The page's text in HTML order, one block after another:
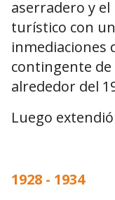
aserradero y
turístico con
inmediaciones
contingente
alrededor del
Luego
1928 - 1934